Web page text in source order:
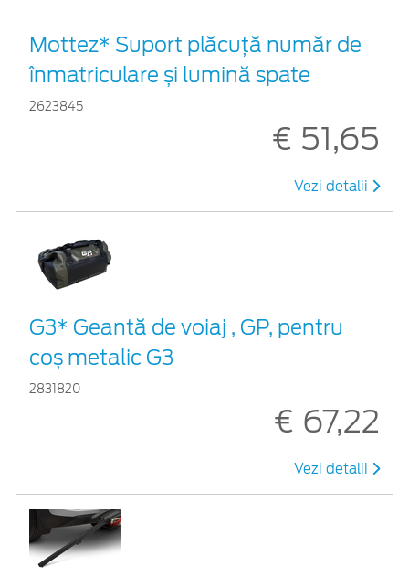
Mottez* Suport plăcuță număr de
înmatriculare și lumină spate
2623845
€ 51,65
Vezi detalii
G3* Geantă de voiaj , GP, pentru
coș metalic G3
2831820
€ 67,22
Vezi detalii